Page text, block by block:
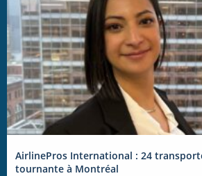
AirlinePros International : 24
tournante à Montréal